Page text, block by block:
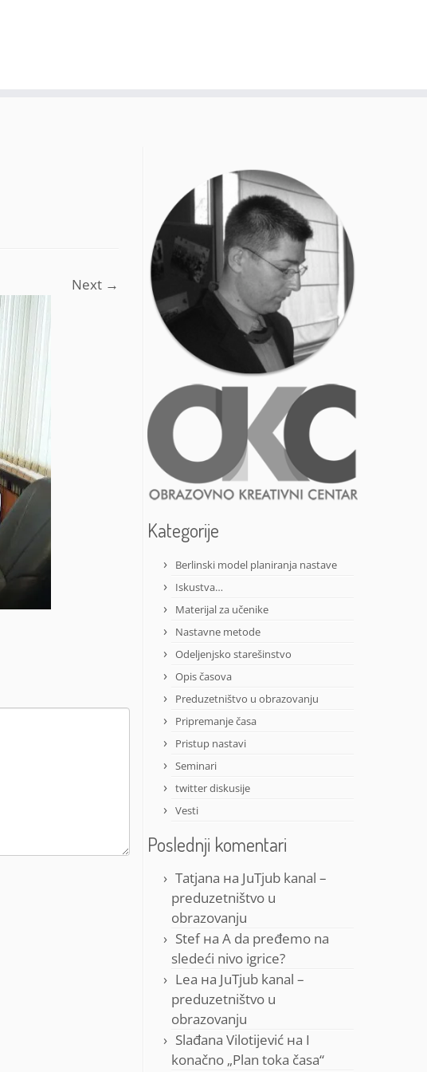
Next →
Kategorije
Berlinski model planiranja nastave
Iskustva…
Materijal za učenike
Nastavne metode
Odeljenjsko starešinstvo
Opis časova
Preduzetništvo u obrazovanju
Pripremanje časa
Pristup nastavi
Seminari
twitter diskusije
Vesti
Poslednji komentari
Tatjana на JuTjub kanal –
preduzetništvo u
obrazovanju
Stefна A da pređemo na
sledeći nivo igrice?
Lea на JuTjub kanal –
preduzetništvo u
obrazovanju
Slađana Vilotijević на I
konačno „Plan toka časa“